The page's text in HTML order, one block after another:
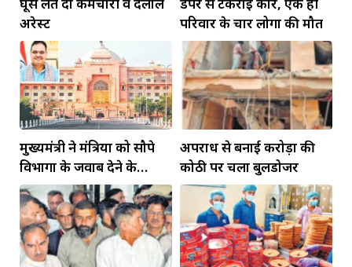
अरेस्ट
परिवार के चार लोगों की मौत
मुख्यमंत्री ने मंत्रियों को सौपे
विभागों के जवाब देने के
दायित्व
अपराध से बनाई करोड़ों की
कोठी पर चला बुलडोजर